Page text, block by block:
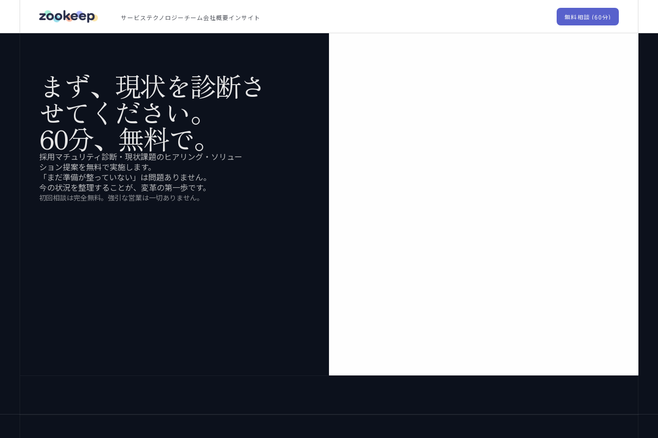
テクノロジー
サービス チーム インサイト
会社概要 無料相談 (60分)
まず、現状を診断さ
せてください。
60分、無料で。
採用マチュリティ診断・現状課題のヒアリング・ソリュー
ション提案を無料で実施します。
「まだ準備が整っていない」は問題ありません。
今の状況を整理することが、変革の第一歩です。
初回相談は完全無料。強引な営業は一切ありません。